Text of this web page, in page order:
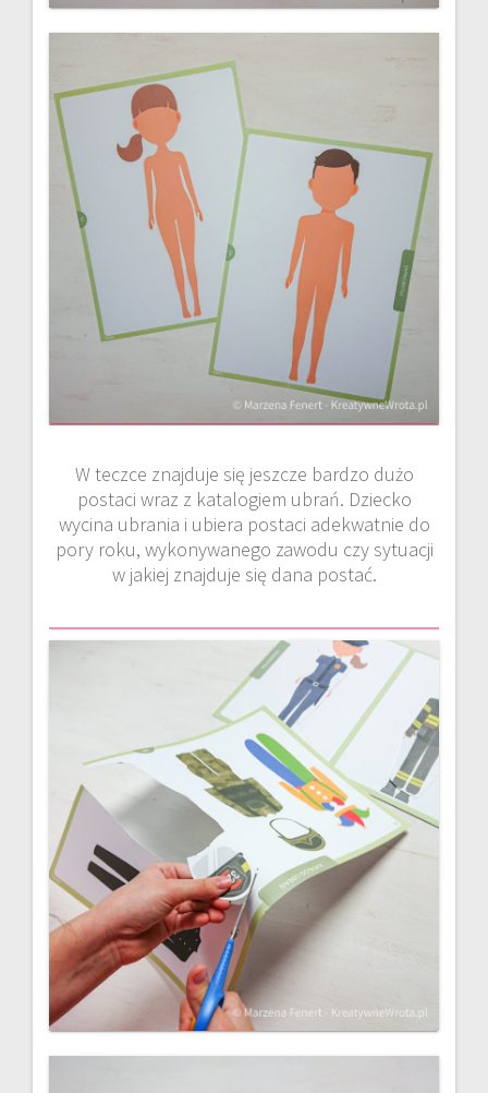
W teczce znajduje się jeszcze bardzo dużo
postaci wraz z katalogiem ubrań. Dziecko
wycina ubrania i ubiera postaci adekwatnie do
pory roku, wykonywanego zawodu czy sytuacji
w jakiej znajduje się dana postać.